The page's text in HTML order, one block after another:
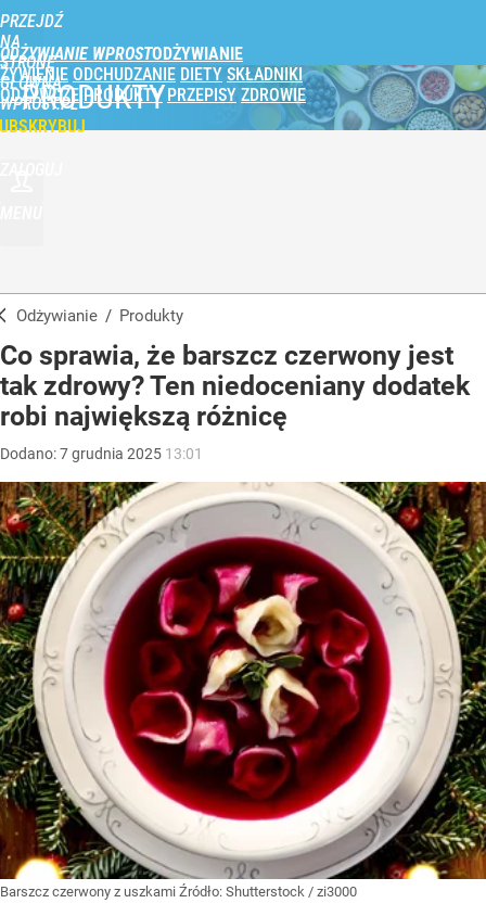
PRZEJDŹ
NA
STRONĘ
GŁÓWNĄ
WPROST.PL
ODŻYWIANIE WPROST
ŻYWIENIE ODCHUDZANIE DIETY SKŁADNIKI
ODŻYWCZE PRODUKTY PRZEPISY ZDROWIE
PRODUKTY
Odżywianie / Produkty
Co sprawia, że barszcz czerwony jest
tak zdrowy? Ten niedoceniany dodatek
robi największą różnicę
Dodano:7grudnia 2025 13:01
Barszcz czerwony z uszkami Źródło: Shutterstock / zi3000